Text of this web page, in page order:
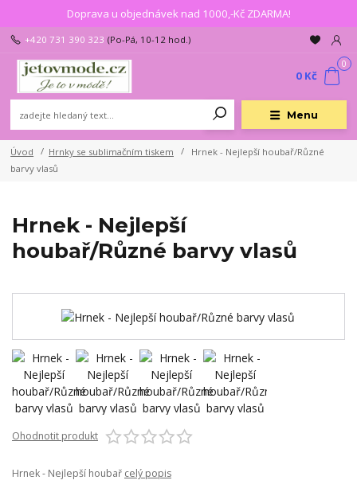
Doprava u objednávek nad 1000,-Kč ZDARMA!
Menu
+420 731 390 323 (Po-Pá, 10-12 hod.)
0
0 Kč
Úvod Hrnky se sublimačním tiskem
Hrnek - Nejlepší houbař/Různé
barvy vlasů
Hrnek - Nejlepší
houbař/Různé barvy vlasů
Ohodnotit produkt
Hrnek - Nejlepší houbař celý popis